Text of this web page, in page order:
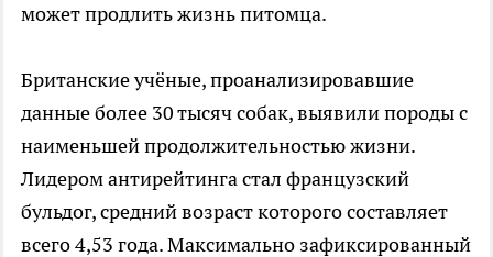
может продлить жизнь питомца.
Британские учёные, проанализировавшие
данные более 30 тысяч собак, выявили породы с
наименьшей продолжительностью жизни.
Лидером антирейтинга стал французский
бульдог, средний возраст которого составляет
всего 4,53 года. Максимально зафиксированный